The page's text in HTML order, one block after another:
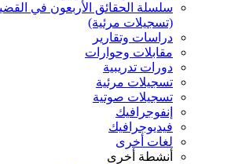
سلسلة الحقائق الأربعون في
(تسجيلات مرئية)
دراسات وتقارير
مقابلات وحوارات
دورات تدريبية
تسجيلات مرئية
تسجيلات صوتية
إنفوجرافيك
فيديوجرافيك
لغات أخرى
أنشطة أخرى